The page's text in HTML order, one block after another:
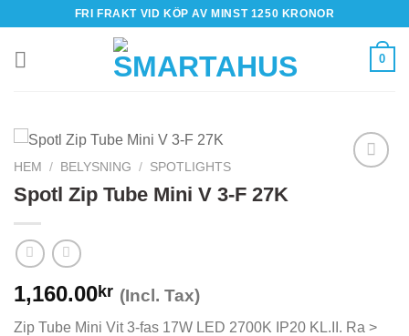
content
FRI FRAKT VID KÖP AV MINST 1250 KRONOR
0
HEM / BELYSNING / SPOTLIGHTS
Spotl Zip Tube Mini V 3-F 27K
1,160.00kr (Incl. Tax)
Zip Tube Mini Vit 3-fas 17W LED 2700K IP20 KL.II. Ra >